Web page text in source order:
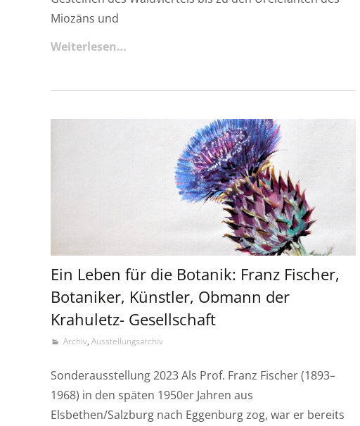
Miozäns und
Weiterlesen…
Ein Leben für die Botanik: Franz Fischer,
Botaniker, Künstler, Obmann der
Krahuletz- Gesellschaft
Archiv, Ausstellungsarchiv
Sonderausstellung 2023 Als Prof. Franz Fischer (1893–
1968) in den späten 1950er Jahren aus
Elsbethen/Salzburg nach Eggenburg zog, war er bereits